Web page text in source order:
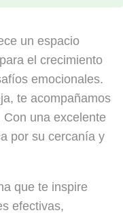
un espacio
el crecimiento
emocionales.
te acompañamos
una excelente
por su cercanía y
que te inspire
efectivas,